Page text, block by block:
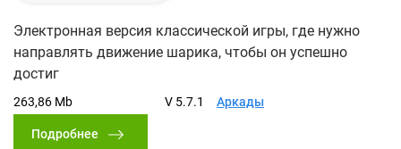
Электронная версия классической игры, где нужно
направлять движение шарика, чтобы он успешно
достиг
263,86 Mb V 5.7.1 Аркады
Подробнее